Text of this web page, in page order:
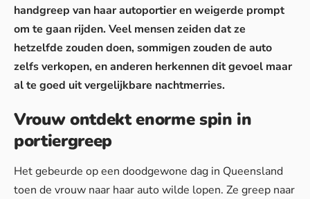
handgreep van haar autoportier en weigerde prompt
om te gaan rijden. Veel mensen zeiden dat ze
hetzelfde zouden doen, sommigen zouden de auto
zelfs verkopen, en anderen herkennen dit gevoel maar
al te goed uit vergelijkbare nachtmerries.
Vrouw ontdekt enorme spin in
portiergreep
Het gebeurde op een doodgewone dag in Queensland
toen de vrouw naar haar auto wilde lopen. Ze greep naar